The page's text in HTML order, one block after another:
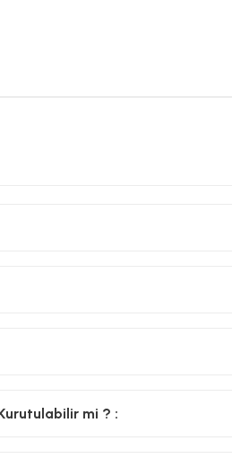
mi ? :